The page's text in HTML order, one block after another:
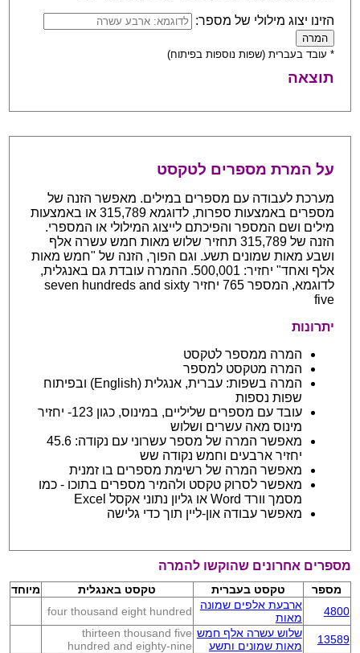
הזינו יצוג מילולי של מספר:
* עובד בעברית (שפות נוספות בפיתוח)
תוצאה
על המרת מספרים לטקסט
מערכת לעבודה עם מספרים במילים. מאפשר הזנה של
מספרים באמצעות ספרות, לדוגמא 315,789 או באמצעות
מילים ושם המספר והפיכתם לייצוג המילולי או המספרי.
הזנה של 315,789 תחזיר שלוש מאות חמש עשרה אלף
ושבע מאות שמונים תשע. וגם הפוך, הזנה של "חמש מאות
אלף ואחד" יחזיר: 500,001. ההמרה עובדת גם באנגלית,
לדוגמא, המספר 765 יחזיר seven hundreds and sixty
five
יתרונות
המרה ממספר לטקסט
המרה מטקסט למספר
המרה בשפות: עברית, אנגלית (English) ובפיתוח
שפות נספות
עובד עם מספרים שליליים, במינוס, כגון 123- יחזיר
מינוס מאה עשרים ושלוש
מאפשר המרה של מספר עשרוני עם נקודה: 45.6
יחזיר ארבעים וחמש נקודה שש
מאפשר המרה של רשימת מספרים בו זמנית
מאפשר לסרוק טקסט ולהמיר מספרים בתוכו - כמו
מסמך וורד Word או גליון נתוני אקסל Excel
מאפשר עבודה און-ליין תוך כדי גלישה
מספרים אחרונים שהוקשו להמרה
מספר טקסט בעברית טקסט באנגלית
מיוחד
4800
ארבעת אלפים שמונה
מאות
four thousand eight hundred
13589
שלוש עשרה אלף חמש
מאות שמונים ותשע
thirteen thousand five
hundred and eighty-nine